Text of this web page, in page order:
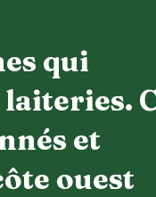
qui
et
ouest